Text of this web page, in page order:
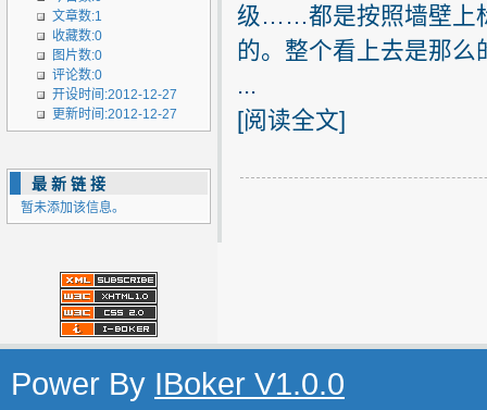
文章数:1
收藏数:0
图片数:0
评论数:0
开设时间:2012-12-27
更新时间:2012-12-27
最新链接
暂未添加该信息。
级……都是按照墙壁上
的。整个看上去是那么
...
[阅读全文]
Power By IBoker V1.0.0